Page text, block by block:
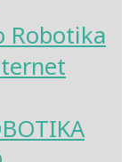
Robotika